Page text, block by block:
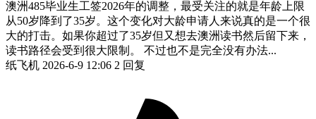
澳洲485毕业生工签2026年的调整，最受关注的就是年龄上限
从50岁降到了35岁。这个变化对大龄申请人来说真的是一个很
大的打击。如果你超过了35岁但又想去澳洲读书然后留下来，
读书路径会受到很大限制。 不过也不是完全没有办法...
纸飞机 2026-6-9 12:06 2 回复